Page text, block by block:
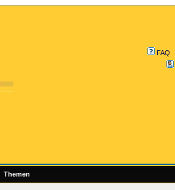
FAQ
Themen